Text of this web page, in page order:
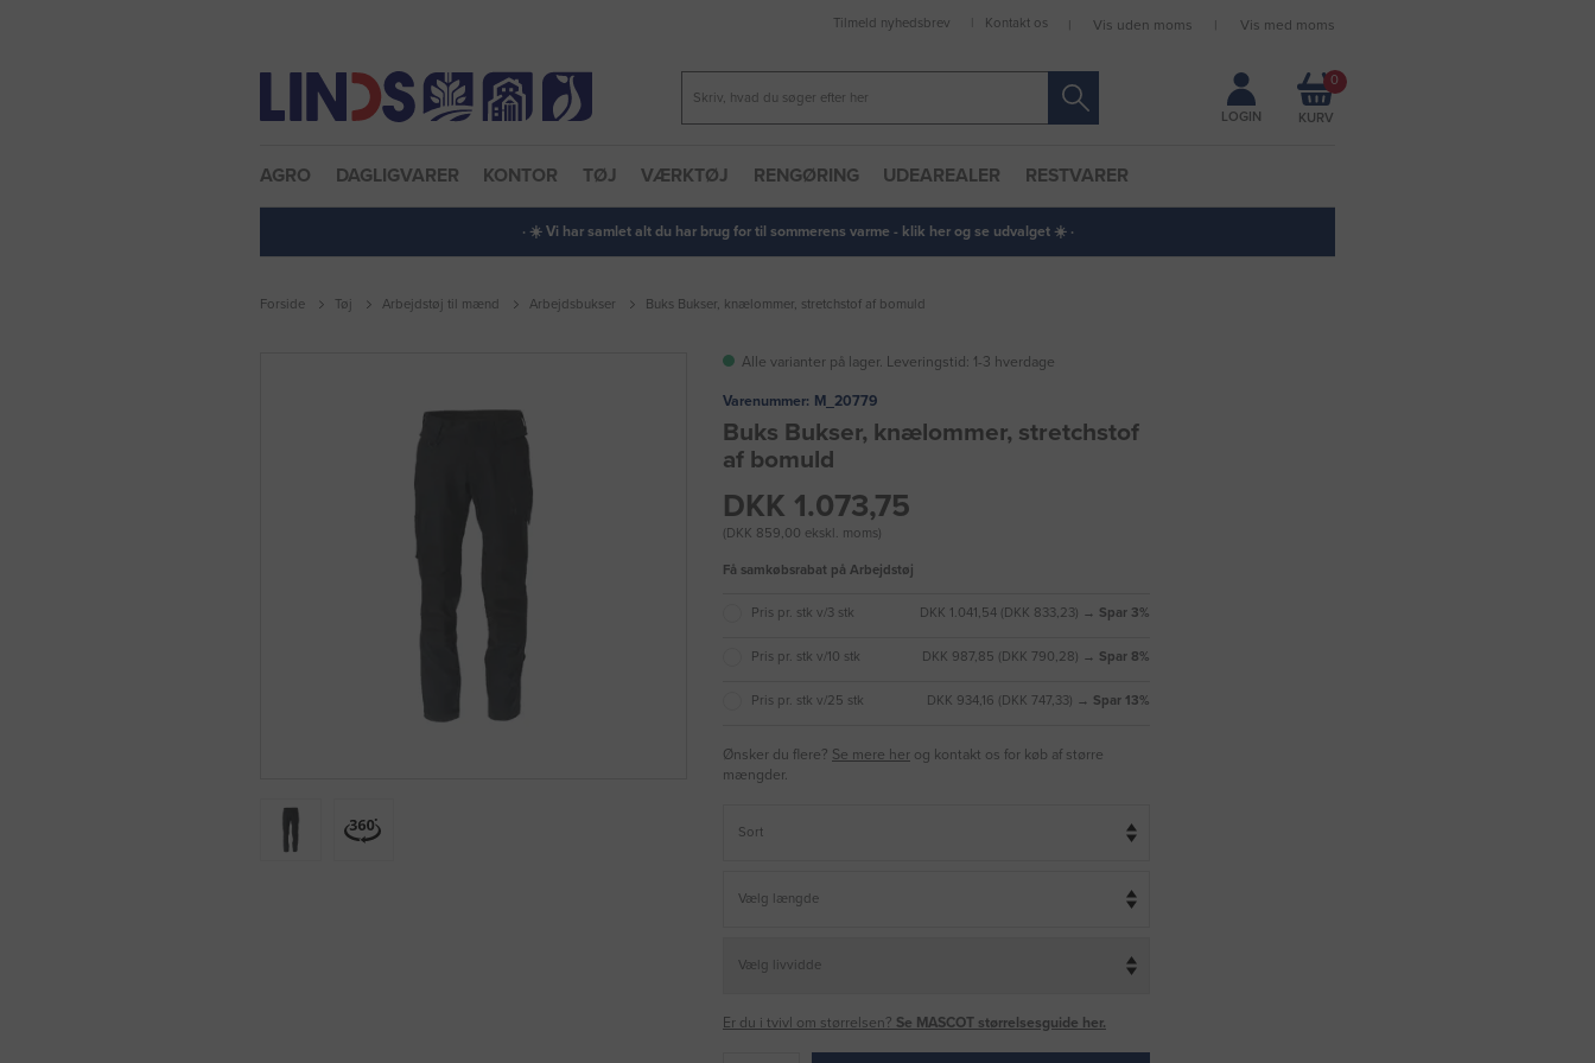
Forbliv logget ind
Tilmeld nyhedsbrev Kontakt os Vis uden moms Vis med moms
LOGIN
0
AGRO DAGLIGVARER KONTOR TØJ VÆRKTØJ RENGØRING UDEAREALER RESTVARER
· ☀️ Vi har samlet alt du har brug for til sommerens varme - klik her og se udvalget ☀️ ·
Forside Tøj Arbejdstøj til mænd Arbejdsbukser Buks Bukser, knælommer, stretchstof af bomuld
Alle varianter på lager. Leveringstid: 1-3 hverdage
Varenummer: M_20779
Buks Bukser, knælommer, stretchstof
af bomuld
DKK 1.073,75
(DKK 859,00 ekskl. moms)
Få samkøbsrabat på Arbejdstøj
Pris pr. stk v/3 stk DKK 1.041,54 (DKK 833,23) → Spar 3%
Pris pr. stk v/10 stk DKK 987,85 (DKK 790,28) → Spar 8%
Pris pr. stk v/25 stk DKK 934,16 (DKK 747,33) → Spar 13%
Ønsker du flere? Se mere her og kontakt os for køb af større
mængder.
Er du i tvivl om størrelsen? Se MASCOT størrelsesguide her.